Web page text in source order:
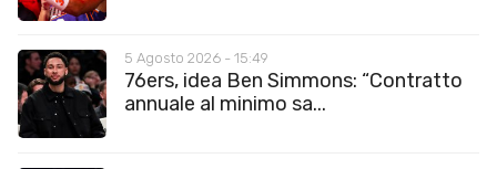
5 Agosto 2026 - 15:49
76ers, idea Ben Simmons: “Contratto
annuale al minimo sa...